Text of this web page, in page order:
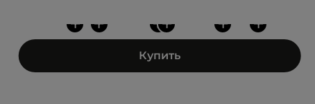
+
+
+ + +
+
Купить